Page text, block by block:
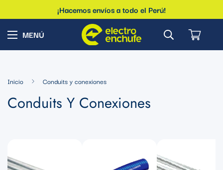
¡Hacemos envíos a todo el Perú!
Inicio Conduits y conexiones
Conduits Y Conexiones